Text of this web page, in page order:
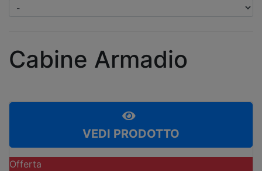
Cabine Armadio
VEDI PRODOTTO
Offerta